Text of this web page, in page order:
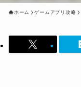
ホーム ゲームアプリ攻略